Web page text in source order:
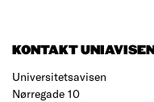
KONTAKT UNIAVISEN
Universitetsavisen
Nørregade 10